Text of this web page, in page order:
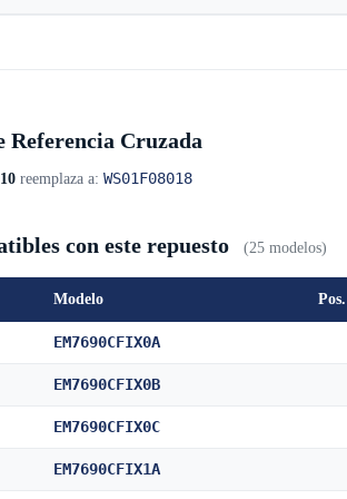
Referencia Cruzada
reemplaza a: WS01F08018
con este repuesto (25 modelos)
Modelo Pos.
EM7690CFIX0A
EM7690CFIX0B
EM7690CFIX0C
EM7690CFIX1A